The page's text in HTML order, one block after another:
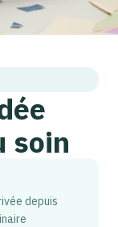
soin
depuis